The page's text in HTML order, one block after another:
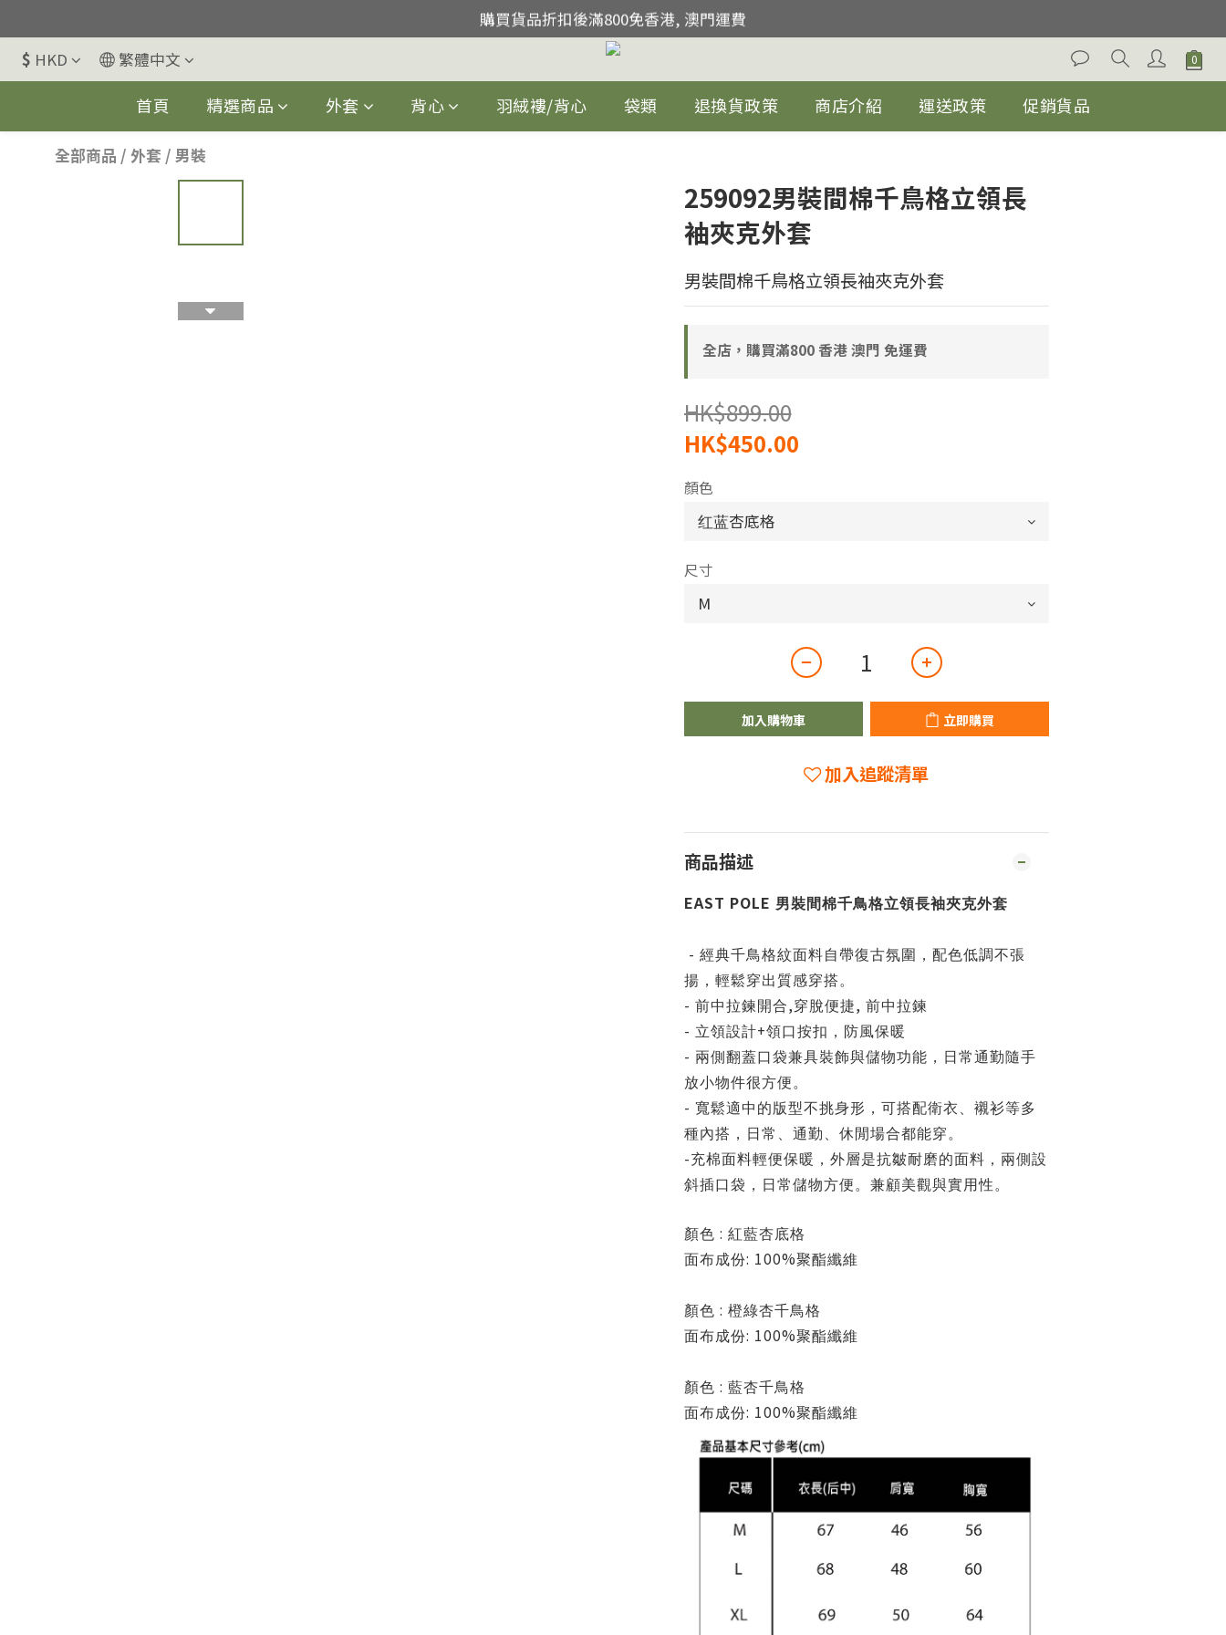
註冊成為會員，首次購買滿 800 元即可享有 100 元現金回饋。
購買貨品折扣後滿800免香港, 澳門運費
父親節優惠, 06/06/2026-30/06/2026期間購買任何2件以上貨品,即可獲得額外10-40%優惠, 除促銷貨品.
註冊成為會員，首次購買滿 800 元即可享有 100 元現金回饋。
$ HKD 繁體中文
首頁 精選商品 外套 背心 羽絨褸/背心 袋類 退換貨政策 商店介紹 運送政策 促銷貨品
全部商品 / 外套 / 男裝
259092男裝間棉千鳥格立領長
袖夾克外套
男裝間棉千鳥格立領長袖夾克外套
全店，購買滿800 香港 澳門 免運費
HK$899.00
HK$450.00
顏色
尺寸
加入購物車 立即購買
加入追蹤清單
商品描述
EAST POLE 男裝間棉千鳥格立領長袖夾克外套
- 經典千鳥格紋面料自帶復古氛圍，配色低調不張
揚，輕鬆穿出質感穿搭。
- 前中拉鍊開合,穿脫便捷, 前中拉鍊
- 立領設計+領口按扣，防風保暖
- 兩側翻蓋口袋兼具裝飾與儲物功能，日常通勤隨手
放小物件很方便。
- 寬鬆適中的版型不挑身形，可搭配衛衣、襯衫等多
種內搭，日常、通勤、休閒場合都能穿。
-充棉面料輕便保暖，外層是抗皺耐磨的面料，兩側設
斜插口袋，日常儲物方便。兼顧美觀與實用性。
顏色 : 紅藍杏底格
面布成份: 100%聚酯纖維
顏色 : 橙綠杏千鳥格
面布成份: 100%聚酯纖維
顏色 : 藍杏千鳥格
面布成份: 100%聚酯纖維